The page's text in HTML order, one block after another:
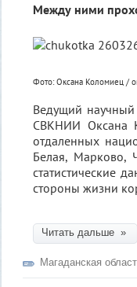
Между ними
Фото: Оксана Коломиец /
Ведущий научный
СВКНИИ Оксана
отдаленных
Белая, Марково,
статистические
стороны жизни
Читать дальше »
Магаданская